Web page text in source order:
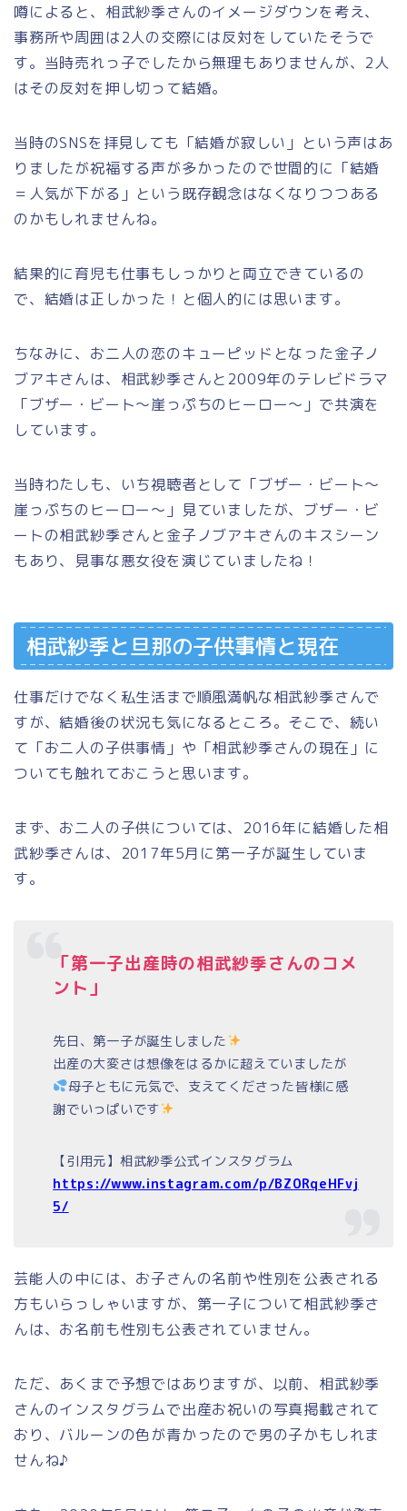
噂によると、相武紗季さんのイメージダウンを考え、
事務所や周囲は2人の交際には反対をしていたそうで
す。当時売れっ子でしたから無理もありませんが、2人
はその反対を押し切って結婚。
当時のSNSを拝見しても「結婚が寂しい」という声はあ
りましたが祝福する声が多かったので世間的に「結婚
＝人気が下がる」という既存観念はなくなりつつある
のかもしれませんね。
結果的に育児も仕事もしっかりと両立できているの
で、結婚は正しかった！と個人的には思います。
ちなみに、お二人の恋のキューピッドとなった金子ノ
ブアキさんは、相武紗季さんと2009年のテレビドラマ
「ブザー・ビート～崖っぷちのヒーロー～」で共演を
しています。
当時わたしも、いち視聴者として「ブザー・ビート～
崖っぷちのヒーロー～」見ていましたが、ブザー・ビ
ートの相武紗季さんと金子ノブアキさんのキスシーン
もあり、見事な悪女役を演じていましたね！
相武紗季と旦那の子供事情と現在
仕事だけでなく私生活まで順風満帆な相武紗季さんで
すが、結婚後の状況も気になるところ。そこで、続い
て「お二人の子供事情」や「相武紗季さんの現在」に
ついても触れておこうと思います。
まず、お二人の子供については、2016年に結婚した相
武紗季さんは、2017年5月に第一子が誕生していま
す。
「第一子出産時の相武紗季さんのコメ
ント」
先日、第一子が誕生しました
出産の大変さは想像をはるかに超えていましたが
母子ともに元気で、支えてくださった皆様に感
謝でいっぱいです
【引用元】相武紗季公式インスタグラム
https://www.instagram.com/p/BZ0RqeHFvj
5/
芸能人の中には、お子さんの名前や性別を公表される
方もいらっしゃいますが、第一子について相武紗季さ
んは、お名前も性別も公表されていません。
ただ、あくまで予想ではありますが、以前、相武紗季
さんのインスタグラムで出産お祝いの写真掲載されて
おり、バルーンの色が青かったので男の子かもしれま
せんね♪